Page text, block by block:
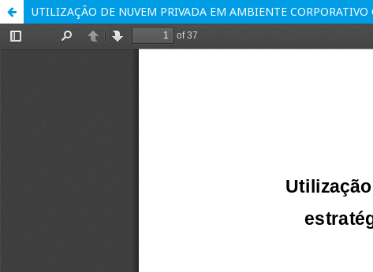
UTILIZAÇÃO DE NUVEM PRIVADA EM AMBIENTE